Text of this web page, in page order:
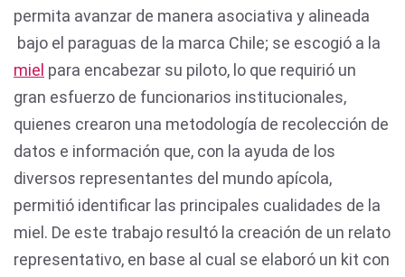
permita avanzar de manera asociativa y alineada
bajo el paraguas de la marca Chile; se escogió a la
miel para encabezar su piloto, lo que requirió un
gran esfuerzo de funcionarios institucionales,
quienes crearon una metodología de recolección de
datos e información que, con la ayuda de los
diversos representantes del mundo apícola,
permitió identificar las principales cualidades de la
miel. De este trabajo resultó la creación de un relato
representativo, en base al cual se elaboró un kit con